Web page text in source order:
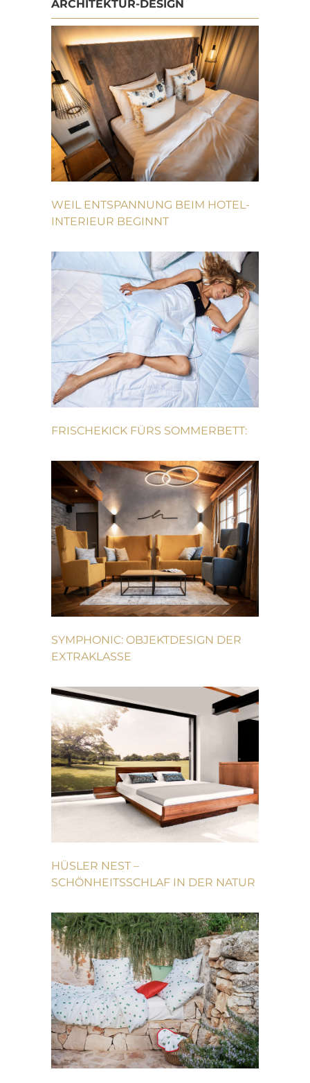
ARCHITEKTUR-DESIGN
WEIL ENTSPANNUNG BEIM HOTEL-
INTERIEUR BEGINNT
FRISCHEKICK FÜRS SOMMERBETT:
SYMPHONIC: OBJEKTDESIGN DER
EXTRAKLASSE
HÜSLER NEST –
SCHÖNHEITSSCHLAF IN DER NATUR